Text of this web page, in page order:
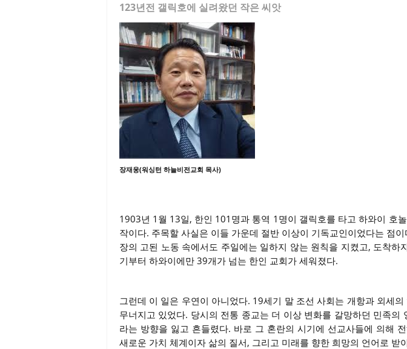
123년전 갤릭호에 실려왔던 작은 씨앗
장재웅(워싱턴 하늘비전교회 목사)
1903년 1월 13일, 한인 101명과 통역 1명이 갤릭호를 타고 하와이 호
작이다. 주목할 사실은 이들 가운데 절반 이상이 기독교인이었다는 점
장의 고된 노동 속에서도 주일에는 일하지 않는 원칙을 지켰고, 도착
기부터 하와이에만 39개가 넘는 한인 교회가 세워졌다.
그런데 이 일은 우연이 아니었다. 19세기 말 조선 사회는 개항과 외세의
무너지고 있었다. 당시의 전통 종교는 더 이상 변화를 갈망하던 민족
라는 방향을 잃고 흔들렸다. 바로 그 혼란의 시기에 선교사들에 의해
새로운 가치 체계이자 삶의 질서, 그리고 미래를 향한 희망의 언어로 받